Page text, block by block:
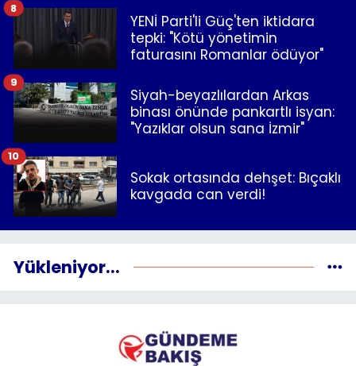
YENİ Parti'li Güç'ten iktidara
tepki: "Kötü yönetimin
faturasını Romanlar ödüyor"
8
Siyah-beyazlılardan Arkas
binası önünde pankartlı isyan:
"Yazıklar olsun sana İzmir"
9
Sokak ortasında dehşet: Bıçaklı
kavgada can verdi!
10
Yükleniyor...